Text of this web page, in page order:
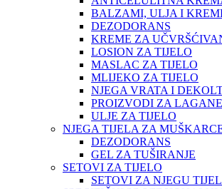
BALZAMI, ULJA I
DEZODORANS
KREME ZA
LOSION ZA TIJELO
MASLAC ZA TIJELO
MLIJEKO ZA TIJELO
NJEGA VRATA I
PROIZVODI ZA
ULJE ZA TIJELO
NJEGA TIJELA ZA
DEZODORANS
GEL ZA TUŠIRANJE
SETOVI ZA TIJELO
SETOVI ZA NJEGU